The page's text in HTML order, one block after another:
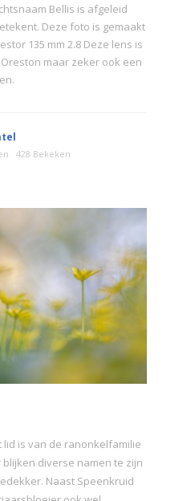
Bellis is afgeleid
Deze foto is gemaakt
135 mm 2.8 Deze lens is
maar zeker ook een
428 Bekeken
is van de ranonkelfamilie
diverse namen te zijn
Naast Speenkruid